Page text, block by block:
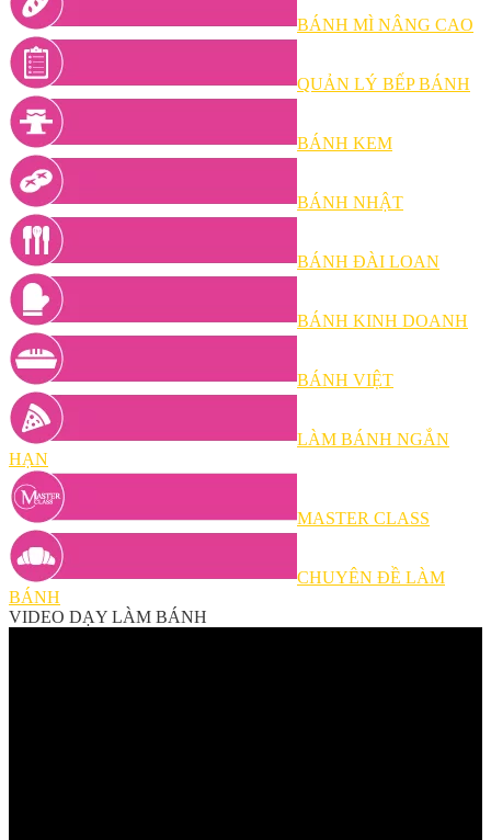
BÁNH MÌ NÂNG CAO
QUẢN LÝ BẾP BÁNH
BÁNH KEM
BÁNH NHẬT
BÁNH ĐÀI LOAN
BÁNH KINH DOANH
BÁNH VIỆT
LÀM BÁNH NGẮN
HẠN
MASTER CLASS
CHUYÊN ĐỀ LÀM
BÁNH
VIDEO DẠY LÀM BÁNH